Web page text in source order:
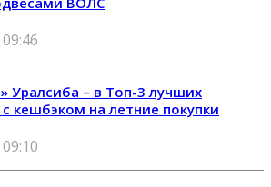
Уралсиба – в Топ-3 лучших
кешбэком на летние покупки